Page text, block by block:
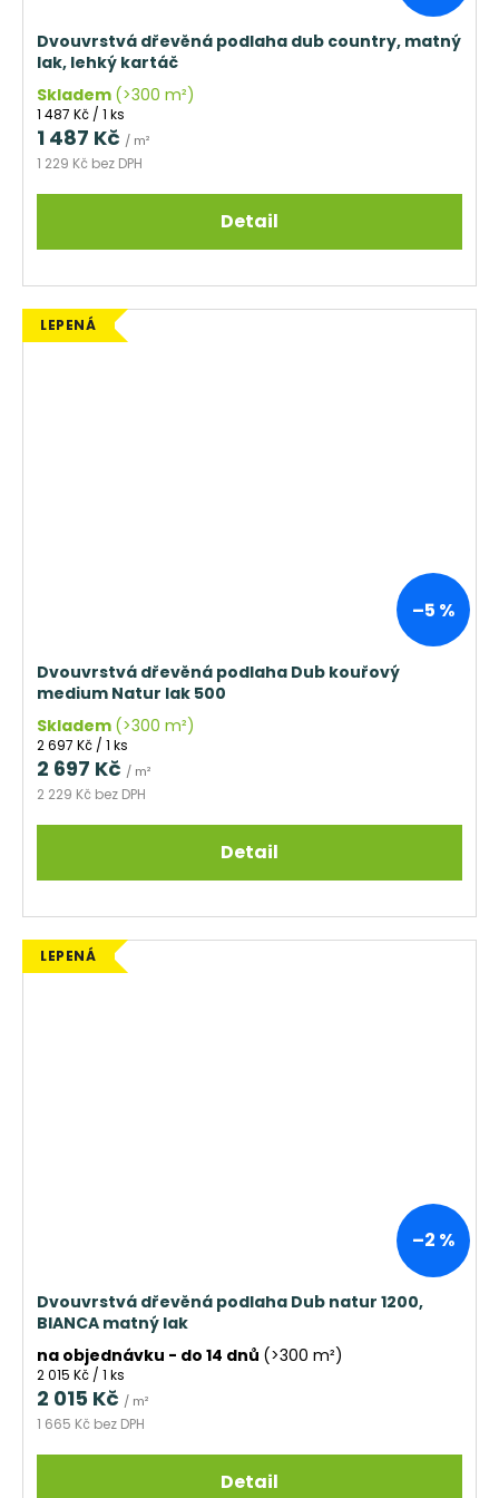
Dvouvrstvá dřevěná podlaha dub country, matný
lak, lehký kartáč
Skladem (>300 m²)
1 229 Kč bez DPH
1 487 Kč / m²
Měrná
cena:
1 487 Kč / 1 ks
Detail
LEPENÁ
–5 %
Dvouvrstvá dřevěná podlaha Dub kouřový
medium Natur lak 500
Skladem (>300 m²)
2 229 Kč bez DPH
2 697 Kč / m²
Měrná
cena:
2 697 Kč / 1 ks
Detail
LEPENÁ
–2 %
Dvouvrstvá dřevěná podlaha Dub natur 1200,
BIANCA matný lak
na objednávku - do 14 dnů (>300 m²)
1 665 Kč bez DPH
2 015 Kč / m²
Měrná
cena:
2 015 Kč / 1 ks
Detail